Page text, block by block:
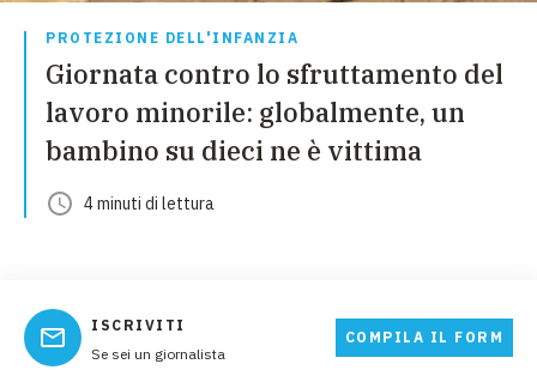
PROTEZIONE DELL'INFANZIA
Giornata contro lo sfruttamento del
lavoro minorile: globalmente, un
bambino su dieci ne è vittima
4minuti di lettura
ISCRIVITI
Se sei un giornalista
COMPILA IL FORM